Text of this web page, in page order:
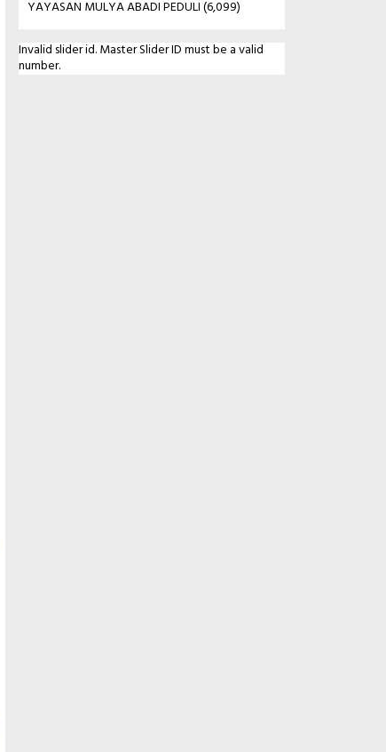
YAYASAN MULYA ABADI PEDULI(6,099)
Invalid slider id. Master Slider ID must be a valid
number.